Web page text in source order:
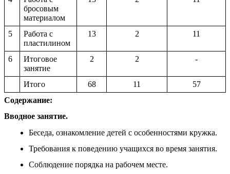
бросовым
материалом
5
Работа с
пластилином
13 2 11
6
Итоговое
занятие
2 2 -
Итого 68 11
57
Содержание:
Вводное занятие.
Беседа, ознакомление детей с особенностями кружка.
Требования к поведению учащихся во время занятия.
Соблюдение порядка на рабочем месте.